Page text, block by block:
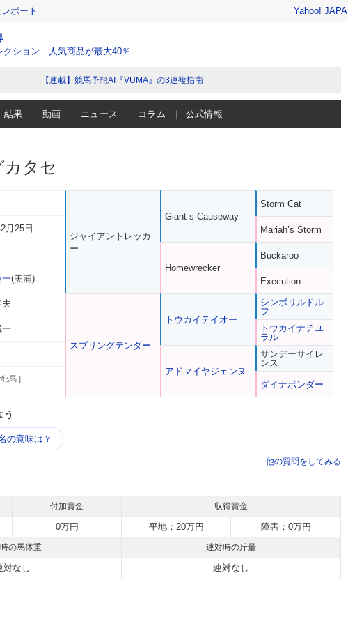
ポート Yahoo!
クション 人気商品が最大40％
【連載】競馬予想AI『VUMA』の3連複指南
結果 動画 ニュース コラム 公式情報
カタセ
月25日
一(美浦)
夫
:牝馬 ]
ジャイアントレッカ
ー
スプリングテンダー
Giant s Causeway
Homewrecker
トウカイテイオー
アドマイヤジェンヌ
Storm Cat
Mariah’s Storm
Buckaroo
Execution
シンボリルドル
フ
トウカイナチユ
ラル
サンデーサイレ
ンス
ダイナボンダー
う
の意味は？
他の質問をしてみる
付加賞金 収得賞金
0万円 平地：20万円 障害：0万円
の馬体重 連対時の斤量
対なし 連対なし